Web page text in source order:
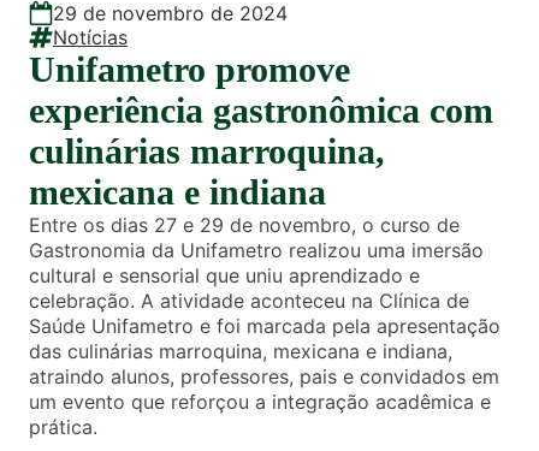
29 de novembro de 2024
Notícias
Unifametro promove
experiência gastronômica com
culinárias marroquina,
mexicana e indiana
Entre os dias 27 e 29 de novembro, o curso de
Gastronomia da Unifametro realizou uma imersão
cultural e sensorial que uniu aprendizado e
celebração. A atividade aconteceu na Clínica de
Saúde Unifametro e foi marcada pela apresentação
das culinárias marroquina, mexicana e indiana,
atraindo alunos, professores, pais e convidados em
um evento que reforçou a integração acadêmica e
prática.